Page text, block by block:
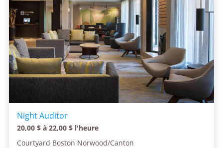
Night Auditor
20,00 $ à 22,00 $ l'heure
Courtyard Boston Norwood/Canton